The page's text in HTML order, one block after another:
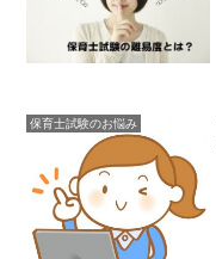
保育士試験のお悩み